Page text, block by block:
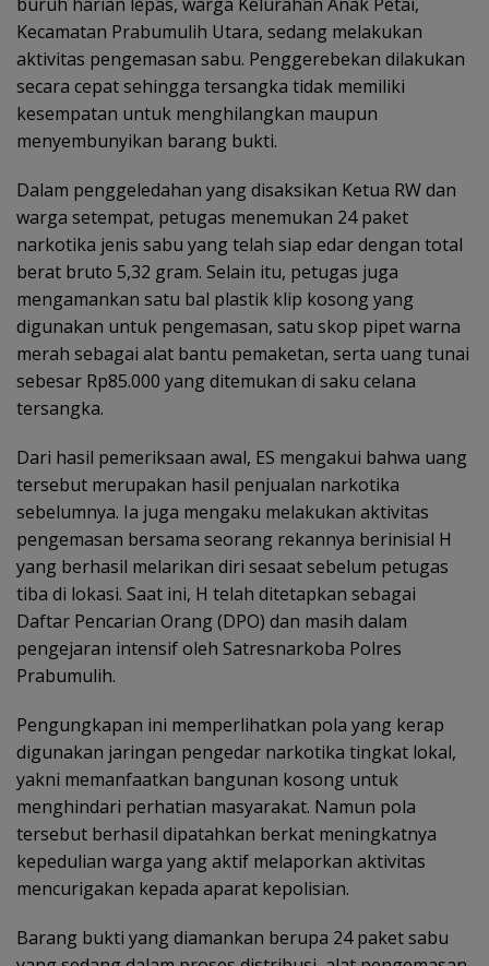
Kecamatan Prabumulih Utara, sedang melakukan
aktivitas pengemasan sabu. Penggerebekan dilakukan
secara cepat sehingga tersangka tidak memiliki
kesempatan untuk menghilangkan maupun
menyembunyikan barang bukti.
Dalam penggeledahan yang disaksikan Ketua RW dan
warga setempat, petugas menemukan 24 paket
narkotika jenis sabu yang telah siap edar dengan total
berat bruto 5,32 gram. Selain itu, petugas juga
mengamankan satu bal plastik klip kosong yang
digunakan untuk pengemasan, satu skop pipet warna
merah sebagai alat bantu pemaketan, serta uang tunai
sebesar Rp85.000 yang ditemukan di saku celana
tersangka.
Dari hasil pemeriksaan awal, ES mengakui bahwa uang
tersebut merupakan hasil penjualan narkotika
sebelumnya. Ia juga mengaku melakukan aktivitas
pengemasan bersama seorang rekannya berinisial H
yang berhasil melarikan diri sesaat sebelum petugas
tiba di lokasi. Saat ini, H telah ditetapkan sebagai
Daftar Pencarian Orang (DPO) dan masih dalam
pengejaran intensif oleh Satresnarkoba Polres
Prabumulih.
Pengungkapan ini memperlihatkan pola yang kerap
digunakan jaringan pengedar narkotika tingkat lokal,
yakni memanfaatkan bangunan kosong untuk
menghindari perhatian masyarakat. Namun pola
tersebut berhasil dipatahkan berkat meningkatnya
kepedulian warga yang aktif melaporkan aktivitas
mencurigakan kepada aparat kepolisian.
Barang bukti yang diamankan berupa 24 paket sabu